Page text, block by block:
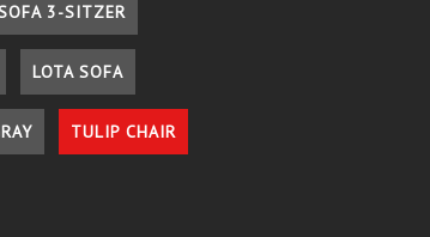
3-SITZER
LOTA SOFA
TULIP CHAIR